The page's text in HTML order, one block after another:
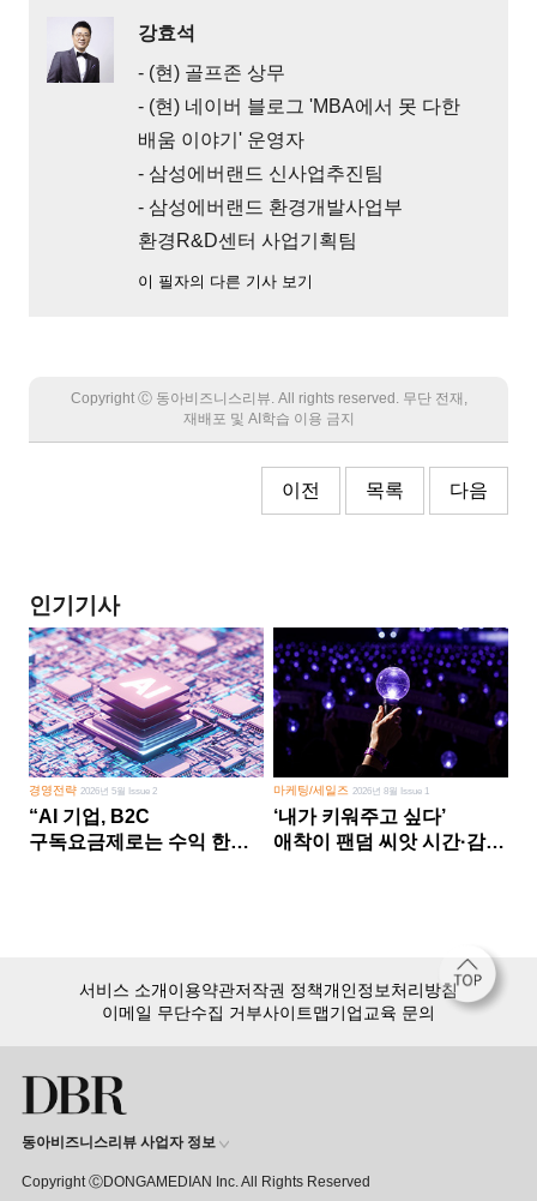
강효석
- (현) 골프존 상무
- (현) 네이버 블로그 'MBA에서 못 다한
배움 이야기' 운영자
- 삼성에버랜드 신사업추진팀
- 삼성에버랜드 환경개발사업부
환경R&D센터 사업기획팀
이 필자의 다른 기사 보기
Copyright Ⓒ 동아비즈니스리뷰. All rights reserved. 무단 전재,
재배포 및 AI학습 이용 금지
이전 목록 다음
인기기사
경영전략 2026년 5월 Issue 2
“AI 기업, B2C
구독요금제로는 수익 한계
마케팅/세일즈 2026년 8월 Issue 1
‘내가 키워주고 싶다’
애착이 팬덤 씨앗 시간·감정
서비스 소개이용약관저작권 정책개인정보처리방침
이메일 무단수집 거부사이트맵기업교육 문의
동아비즈니스리뷰 사업자 정보
Copyright ⒸDONGAMEDIAN Inc. All Rights Reserved